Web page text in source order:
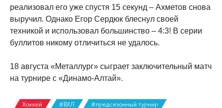
реализовал его уже спустя 15 секунд – Ахметов снова
выручил. Однако Егор Сердюк блеснул своей
техникой и использовал большинство – 4:3! В серии
буллитов никому отличиться не удалось.
18 августа «Металлург» сыграет заключительный матч
на турнире с «Динамо-Алтай».
Хоккей #ВХЛ #предсезонный турнир